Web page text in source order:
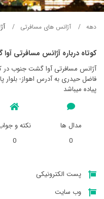
دهه آژانس های مسافرتی
کوتاه درباره آژانس مسافرتی
آژانس مسافرتی آوا گشت جنوب در
فاضل حیدری به آدرس اهواز- بلوار
پیاده میباشد
مدال ها
0
نکته و
0
پست الکترونیکی
وب سایت